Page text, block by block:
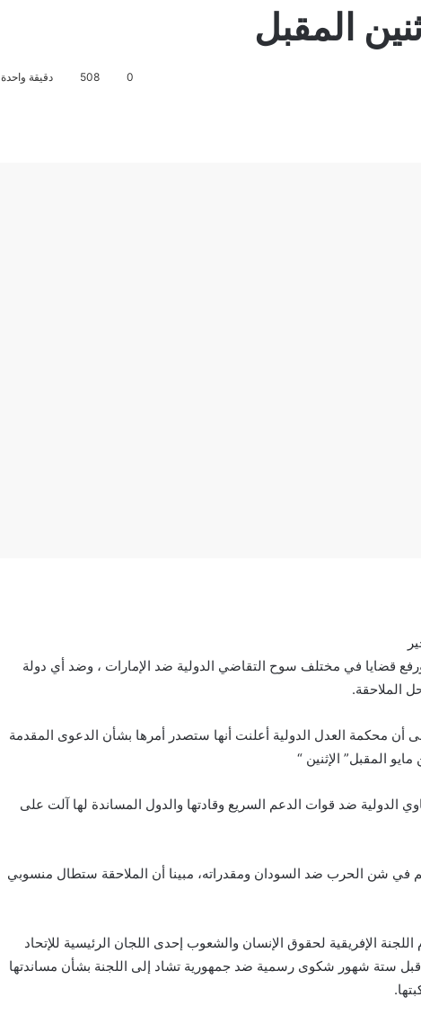
المقبل
0
508 دقيقة واحدة
قضايا في مختلف سوح التقاضي الدولية ضد الإمارات ، وضد أي دولة
الملاحقة.
أن محكمة العدل الدولية أعلنت أنها ستصدر أمرها بشأن الدعوى المقدمة
المقبل” الإثنين “
الدولية ضد قوات الدعم السريع وقادتها والدول المساندة لها آلت على
شن الحرب ضد السودان ومقدراته، مبينا أن الملاحقة ستطال منسوبي
الإفريقية لحقوق الإنسان والشعوب إحدى اللجان الرئيسية للإتحاد
قبل ستة شهور شكوى رسمية ضد جمهورية تشاد إلى اللجنة بشأن مساندتها